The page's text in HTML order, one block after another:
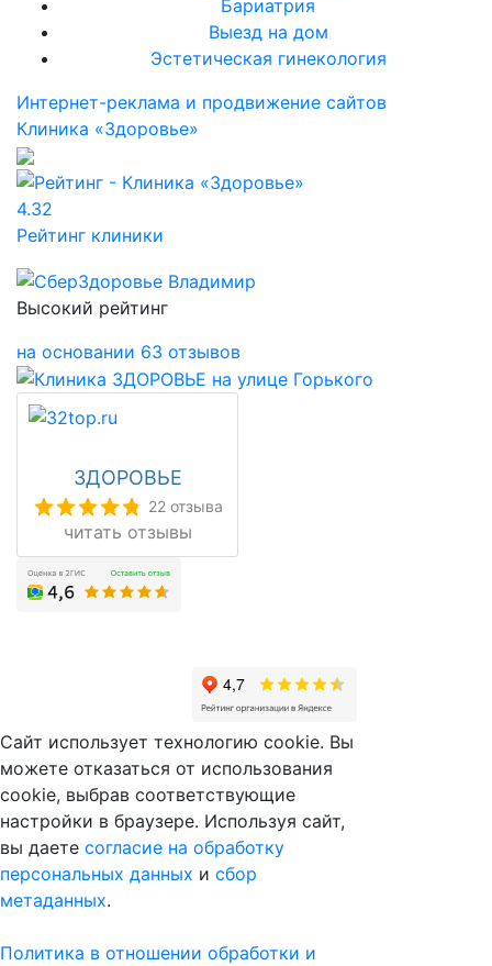
Бариатрия
Выезд на дом
Эстетическая гинекология
Интернет-реклама и продвижение сайтов
Клиника «Здоровье»
4.32
Рейтинг клиники
Высокий рейтинг
на основании 63 отзывов
ЗДОРОВЬЕ
22 отзыва
читать отзывы
Сайт использует технологию cookie. Вы
можете отказаться от использования
cookie, выбрав соответствующие
настройки в браузере. Используя сайт,
вы даете согласие на обработку
персональных данных и сбор
метаданных.
Политика в отношении обработки и